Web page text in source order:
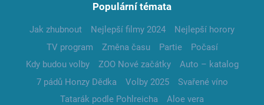
Populární témata
Jak zhubnout Nejlepší filmy 2024
Nejlepší horory
TV program
Změna času Partie
Počasí
Kdy budou volby
ZOO Nové začátky
Auto – katalog
7 pádů Honzy Dědka
Volby 2025
Svařené víno
Tatarák podle Pohlreicha
Aloe vera